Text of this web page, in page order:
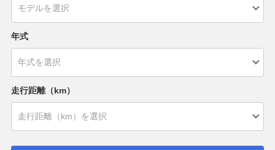
年式
走行距離（km）